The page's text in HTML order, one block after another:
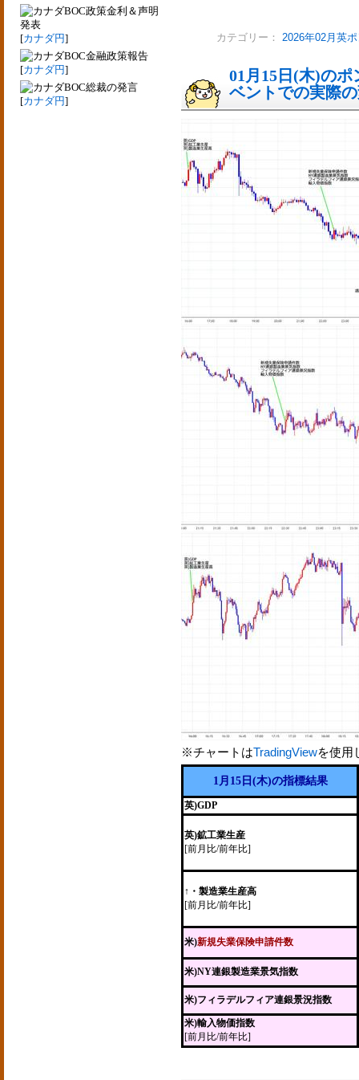
BOC政策金利＆声明
発表
[カナダ円]
BOC金融政策報告
[カナダ円]
BOC総裁の発言
[カナダ円]
カテゴリー： 2026年02月英
01月15日(木)の
ベントでの実際
※チャートはTradingViewを使用
1月15日(木)の指標結果
英)GDP
英)鉱工業生産
[前月比/前年比]
↑・製造業生産高
[前月比/前年比]
米)新規失業保険申請件数
米)NY連銀製造業景気指数
米)フィラデルフィア連銀景況指数
米)輸入物価指数
[前月比/前年比]